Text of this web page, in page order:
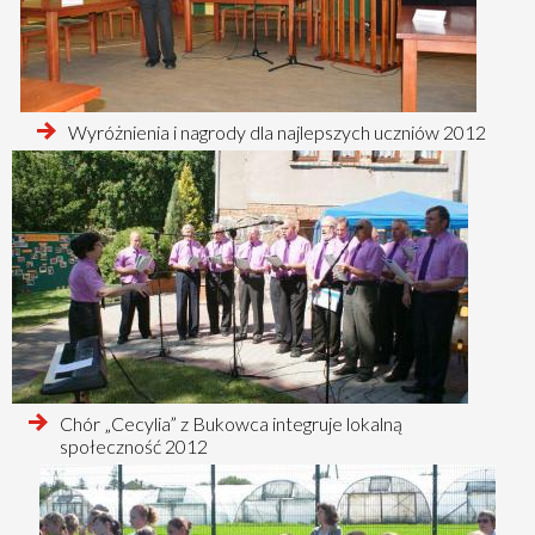
czytaj
więcej
o
Wyróżnienia i nagrody dla najlepszych uczniów 2012
czytaj
więcej
o
Chór „Cecylia” z Bukowca integruje lokalną
społeczność 2012